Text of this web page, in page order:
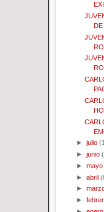
DE
►julio
►junio
►mayo
►abril
►
►